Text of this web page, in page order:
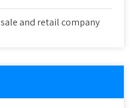
and retail company